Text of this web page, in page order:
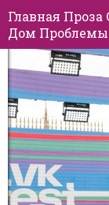
Главная Проза
Дом Проблемы